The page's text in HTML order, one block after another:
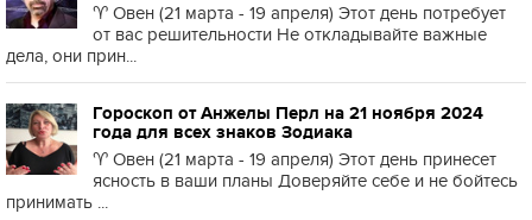
♈️ Овен (21 марта - 19 апреля) Этот день потребует
от вас решительности Не откладывайте важные
дела, они прин...
Гороскоп от Анжелы Перл на 21 ноября 2024
года для всех знаков Зодиака
♈️ Овен (21 марта - 19 апреля) Этот день принесет
ясность в ваши планы Доверяйте себе и не бойтесь
принимать ...